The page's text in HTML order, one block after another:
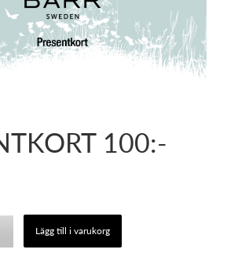
100:-
Lägg till i varukorg